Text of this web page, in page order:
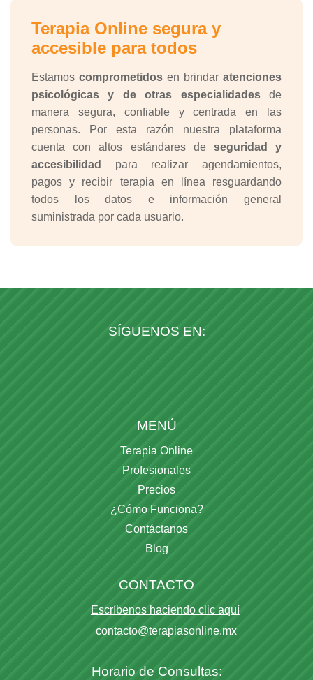
Terapia Online segura y
accesible para todos
Estamos comprometidos en brindar atenciones
psicológicas y de otras especialidadesde
manera segura, confiable y centrada en las
personas. Por esta razón nuestra plataforma
cuenta con altos estándares de seguridad y
accesibilidad
para realizar agendamientos,
pagos y recibir terapia en línea resguardando
todos los datos e información general
suministrada por cada usuario.
SÍGUENOS EN:
MENÚ
Terapia Online
Profesionales
Precios
¿Cómo Funciona?
Contáctanos
Blog
CONTACTO
Escríbenos haciendo clic aquí
contacto@terapiasonline.mx
Horario de Consultas: